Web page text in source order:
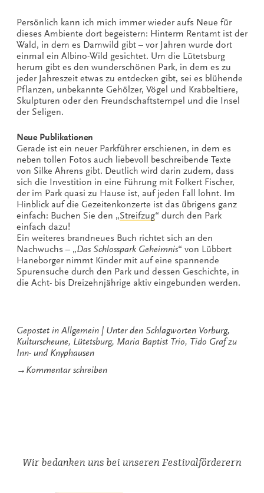
Persönlich kann ich mich immer wieder aufs Neue für
dieses Ambiente dort begeistern: Hinterm Rentamt ist der
Wald, in dem es Damwild gibt – vor Jahren wurde dort
einmal ein Albino-Wild gesichtet. Um die Lütetsburg
herum gibt es den wunderschönen Park, in dem es zu
jeder Jahreszeit etwas zu entdecken gibt, sei es blühende
Pflanzen, unbekannte Gehölzer, Vögel und Krabbeltiere,
Skulpturen oder den Freundschaftstempel und die Insel
der Seligen.
Neue Publikationen
Gerade ist ein neuer Parkführer erschienen, in dem es
neben tollen Fotos auch liebevoll beschreibende Texte
von Silke Ahrens gibt. Deutlich wird darin zudem, dass
sich die Investition in eine Führung mit Folkert Fischer,
der im Park quasi zu Hause ist, auf jeden Fall lohnt. Im
Hinblick auf die Gezeitenkonzerte ist das übrigens ganz
einfach: Buchen Sie den „Streifzug“ durch den Park
einfach dazu!
Ein weiteres brandneues Buch richtet sich an den
Nachwuchs – „Das Schlosspark Geheimnis“ von Lübbert
Haneborger nimmt Kinder mit auf eine spannende
Spurensuche durch den Park und dessen Geschichte, in
die Acht- bis Dreizehnjährige aktiv eingebunden werden.
Gepostet in Allgemein Unter den Schlagworten Vorburg,
Kulturscheune, Lütetsburg, Maria Baptist Trio, Tido Graf zu
Inn- und Knyphausen
→ Kommentar schreibenzu
Wir bedanken uns bei unseren Festivalförderern